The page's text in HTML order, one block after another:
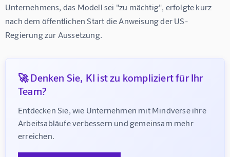
Unternehmens, das Modell sei "zu mächtig", erfolgte kurz
nach dem öffentlichen Start die Anweisung der US-
Regierung zur Aussetzung.
🚀 Denken Sie, KI ist zu kompliziert für Ihr
Team?
Entdecken Sie, wie Unternehmen mit Mindverse ihre
Arbeitsabläufe verbessern und gemeinsam mehr
erreichen.